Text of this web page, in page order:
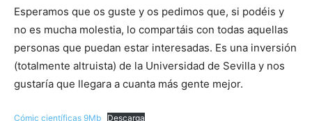
Esperamos que os guste y os pedimos que, si podéis y
no es mucha molestia, lo compartáis con todas aquellas
personas que puedan estar interesadas. Es una inversión
(totalmente altruista) de la Universidad de Sevilla y nos
gustaría que llegara a cuanta más gente mejor.
Cómic científicas 9Mb
Descarga